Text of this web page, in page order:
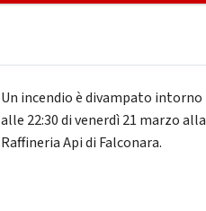
Un incendio è divampato intorno
alle 22:30 di venerdì 21 marzo alla
Raffineria Api di Falconara.